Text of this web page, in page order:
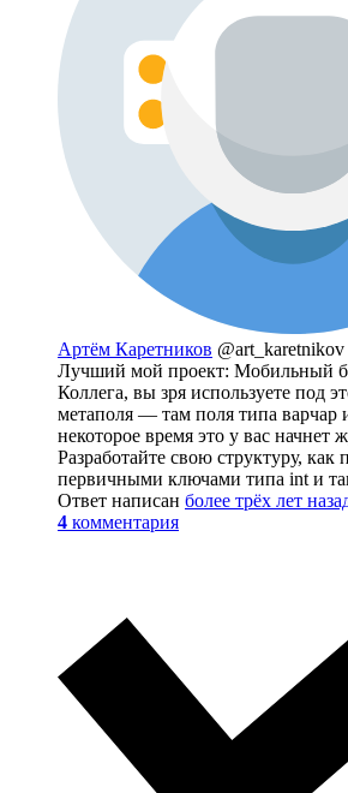
Артём Каретников @art_karetnikov
Лучший мой проект: Мобильный
Коллега, вы зря используете под
метаполя — там поля типа варчар
некоторое время это у вас начнет
Разработайте свою структуру,
первичными ключами типа int и
Ответ написан более трёх лет
4 комментария